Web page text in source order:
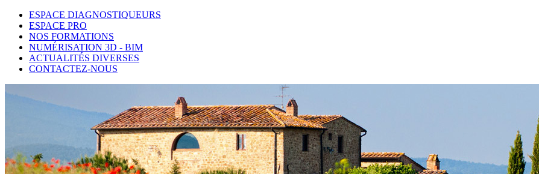
ESPACE DIAGNOSTIQUEURS
ESPACE PRO
NOS FORMATIONS
NUMÉRISATION 3D - BIM
ACTUALITÉS DIVERSES
CONTACTEZ-NOUS